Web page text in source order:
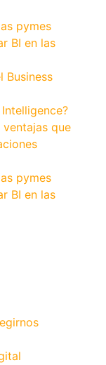
pymes
BI en las
Business
Intelligence?
ventajas que
pymes
BI en las